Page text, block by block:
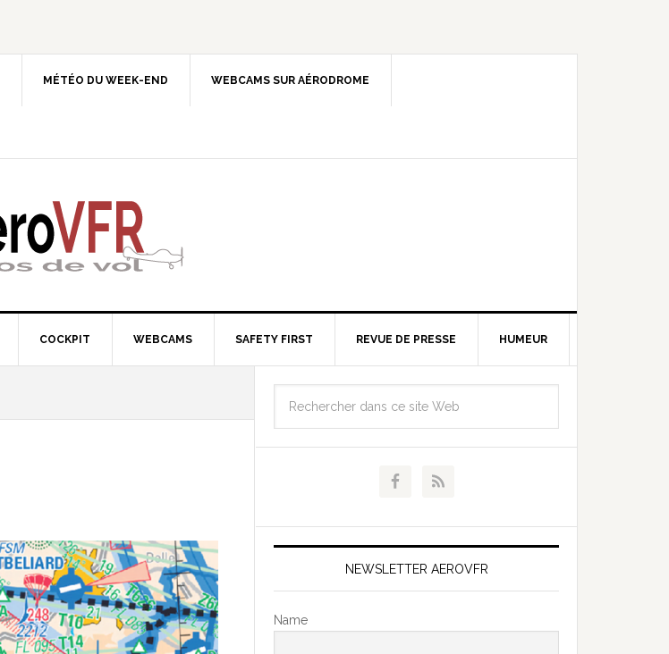
MÉTÉO DU WEEK-END WEBCAMS SUR AÉRODROME
COCKPIT WEBCAMS SAFETY FIRST REVUE DE PRESSE HUMEUR
NEWSLETTER AEROVFR
Name